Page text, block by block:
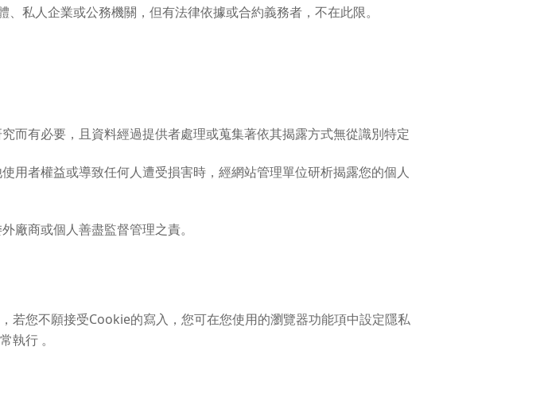
私人企業或公務機關，但有法律依據或合約義務者，不在此限。
而有必要，且資料經過提供者處理或蒐集著依其揭露方式無從識別特定
用者權益或導致任何人遭受損害時，經網站管理單位研析揭露您的個人
廠商或個人善盡監督管理之責。
若您不願接受Cookie的寫入，您可在您使用的瀏覽器功能項中設定隱私
執行 。